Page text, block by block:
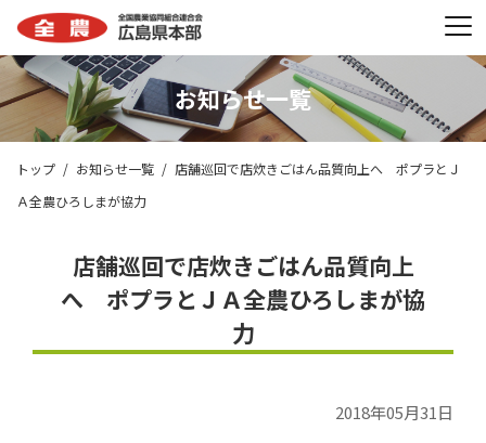
お知らせ一覧
トップ お知らせ一覧
店舗巡回で店炊きごはん品質向上へ ポプラとＪ
Ａ全農ひろしまが協力
店舗巡回で店炊きごはん品質向上
へ ポプラとＪＡ全農ひろしまが協
力
2018年05月31日